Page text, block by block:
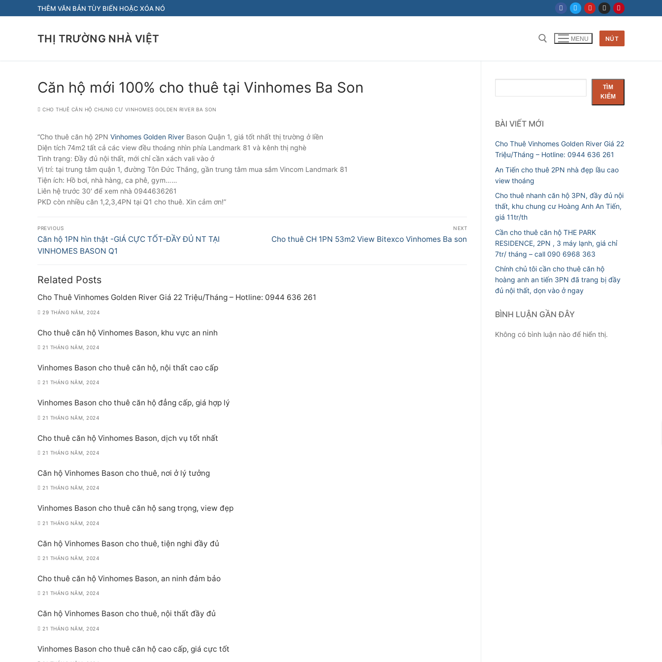
đến
THÊM VĂN BẢN TÙY BIẾN HOẶC XÓA NÓ
THỊ TRƯỜNG NHÀ VIỆT
Tìm kiếm cho:
MENU NÚT
Căn hộ mới 100% cho thuê tại Vinhomes Ba Son
CHO THUÊ CĂN HỘ CHUNG CƯ VINHOMES GOLDEN RIVER BA SON
“Cho thuê căn hộ 2PN Vinhomes Golden River Bason Quận 1, giá tốt nhất thị trường ở liền
Diện tích 74m2 tất cả các view đều thoáng nhìn phía Landmark 81 và kênh thị nghè
Tình trạng: Đầy đủ nội thất, mới chỉ cần xách vali vào ở
Vị trí: tại trung tâm quận 1, đường Tôn Đức Thắng, gần trung tâm mua sắm Vincom Landmark 81
Tiện ích: Hồ bơi, nhà hàng, ca phê, gym……
Liên hệ trước 30′ để xem nhà 0944636261
PKD còn nhiều căn 1,2,3,4PN tại Q1 cho thuê. Xin cảm ơn!”
Điều
hướng
bài
viết
PREVIOUS
Previous
post:
Căn hộ 1PN hìn thật -GIÁ CỰC TỐT-ĐẦY ĐỦ NT TẠI
VINHOMES BASON Q1
NEXT
Next
Cho thuê CH 1PN 53m2 View Bitexco Vinhomes Ba son
Related Posts
Cho Thuê Vinhomes Golden River Giá 22 Triệu/Tháng – Hotline: 0944 636 261
29 THÁNG NĂM, 2024
Cho thuê căn hộ Vinhomes Bason, khu vực an ninh
21 THÁNG NĂM, 2024
Vinhomes Bason cho thuê căn hộ, nội thất cao cấp
21 THÁNG NĂM, 2024
Vinhomes Bason cho thuê căn hộ đẳng cấp, giá hợp lý
21 THÁNG NĂM, 2024
Cho thuê căn hộ Vinhomes Bason, dịch vụ tốt nhất
21 THÁNG NĂM, 2024
Căn hộ Vinhomes Bason cho thuê, nơi ở lý tưởng
21 THÁNG NĂM, 2024
Vinhomes Bason cho thuê căn hộ sang trọng, view đẹp
21 THÁNG NĂM, 2024
Căn hộ Vinhomes Bason cho thuê, tiện nghi đầy đủ
21 THÁNG NĂM, 2024
Cho thuê căn hộ Vinhomes Bason, an ninh đảm bảo
21 THÁNG NĂM, 2024
Căn hộ Vinhomes Bason cho thuê, nội thất đầy đủ
21 THÁNG NĂM, 2024
Vinhomes Bason cho thuê căn hộ cao cấp, giá cực tốt
kiếm
TÌM
KIẾM
BÀI VIẾT MỚI
Cho Thuê Vinhomes Golden River Giá 22
Triệu/Tháng – Hotline: 0944 636 261
An Tiến cho thuê 2PN nhà đẹp lầu cao
view thoáng
Cho thuê nhanh căn hộ 3PN, đầy đủ nội
thất, khu chung cư Hoàng Anh An Tiến,
giá 11tr/th
Cần cho thuê căn hộ THE PARK
RESIDENCE, 2PN , 3 máy lạnh, giá chỉ
7tr/ tháng – call 090 6968 363
Chính chủ tôi cần cho thuê căn hộ
hoàng anh an tiến 3PN đã trang bị đầy
đủ nội thất, dọn vào ở ngay
BÌNH LUẬN GẦN ĐÂY
Không có bình luận nào để hiển thị.